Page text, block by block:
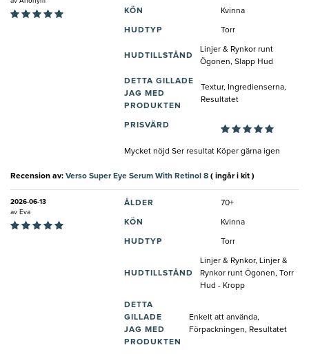
KÖN Kvinna
HUDTYP Torr
HUDTILLSTÅND
Linjer & Rynkor runt
Ögonen, Slapp Hud
DETTA GILLADE
JAG MED
PRODUKTEN
Textur, Ingredienserna,
Resultatet
PRISVÄRD
Mycket nöjd Ser resultat Köper gärna igen
Recension av: Verso Super Eye Serum With Retinol 8 ( ingår i kit )
2026-06-13
av Eva
ÅLDER 70+
KÖN Kvinna
HUDTYP Torr
HUDTILLSTÅND
Linjer & Rynkor, Linjer &
Rynkor runt Ögonen, Torr
Hud - Kropp
DETTA
GILLADE
JAG MED
PRODUKTEN
Enkelt att använda,
Förpackningen, Resultatet